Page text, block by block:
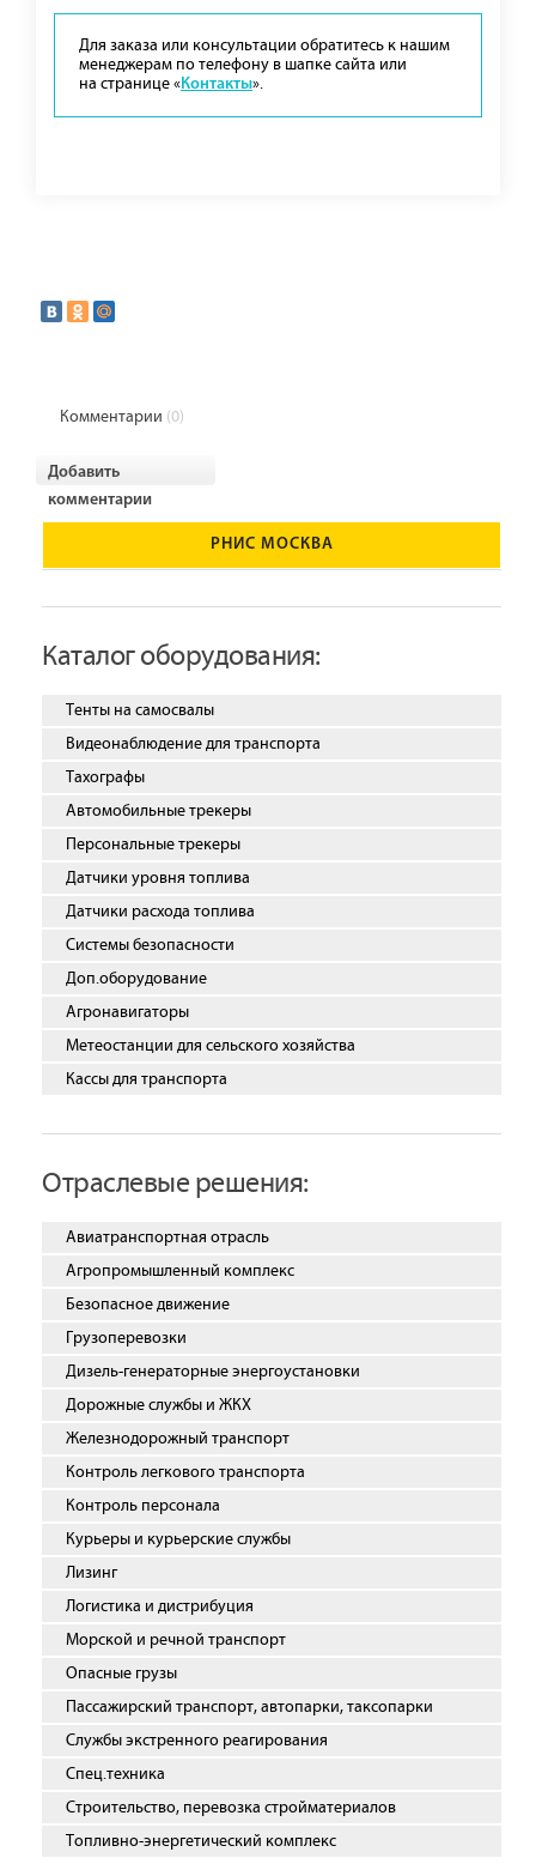
Для заказа или консультации обратитесь к нашим
менеджерам по телефону в шапке сайта или
на странице «Контакты».
Комментарии (0)
Добавить
комментарии
РНИС МОСКВА
Каталог оборудования:
Тенты на самосвалы
Видеонаблюдение для транспорта
Тахографы
Автомобильные трекеры
Персональные трекеры
Датчики уровня топлива
Датчики расхода топлива
Системы безопасности
Доп.оборудование
Агронавигаторы
Метеостанции для сельского хозяйства
Кассы для транспорта
Отраслевые решения:
Авиатранспортная отрасль
Агропромышленный комплекс
Безопасное движение
Грузоперевозки
Дизель-генераторные энергоустановки
Дорожные службы и ЖКХ
Железнодорожный транспорт
Контроль легкового транспорта
Контроль персонала
Курьеры и курьерские службы
Лизинг
Логистика и дистрибуция
Морской и речной транспорт
Опасные грузы
Пассажирский транспорт, автопарки, таксопарки
Службы экстренного реагирования
Спец.техника
Строительство, перевозка стройматериалов
Топливно-энергетический комплекс